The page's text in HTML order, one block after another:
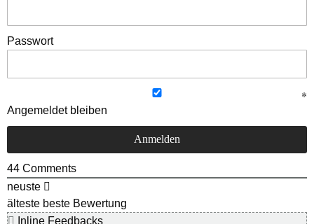
Passwort
Angemeldet bleiben
44 Comments
neuste
älteste beste Bewertung
Inline Feedbacks